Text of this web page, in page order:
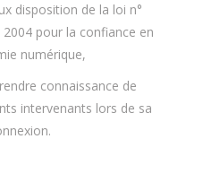
disposition de la loi n°
pour la confiance en
numérique,
connaissance de
intervenants lors de sa